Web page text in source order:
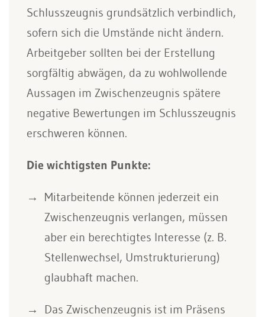
Schlusszeugnis grundsätzlich verbindlich,
sofern sich die Umstände nicht ändern.
Arbeitgeber sollten bei der Erstellung
sorgfältig abwägen, da zu wohlwollende
Aussagen im Zwischenzeugnis spätere
negative Bewertungen im Schlusszeugnis
erschweren können.
Die wichtigsten Punkte:
Mitarbeitende können jederzeit ein
Zwischenzeugnis verlangen, müssen
aber ein berechtigtes Interesse (z. B.
Stellenwechsel, Umstrukturierung)
glaubhaft machen.
Das Zwischenzeugnis ist im Präsens